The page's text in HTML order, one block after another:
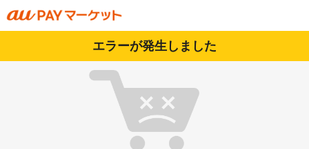
エラーが発生しました